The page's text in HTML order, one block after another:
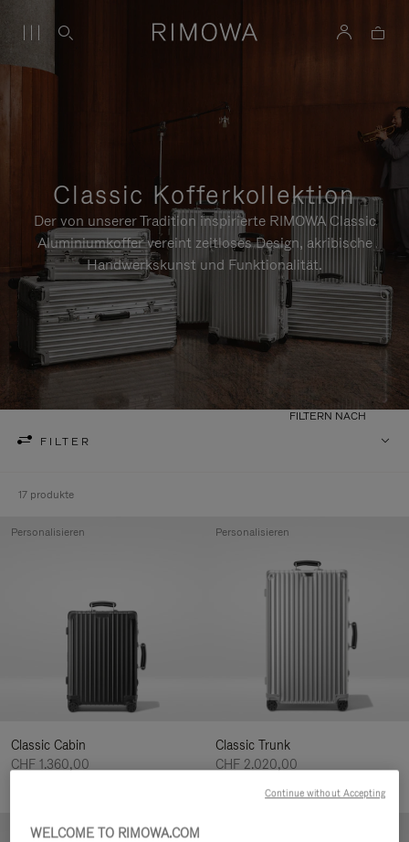
Classic Kofferkollektion
Der von unserer Tradition inspirierte RIMOWA Classic
Aluminiumkoffer vereint zeitloses Design, akribische
Handwerkskunst und Funktionalität.
FILTER
FILTERN NACH
17 produkte
Classic Cabin
CHF 1.360,00
Personalisieren
Classic Trunk
CHF 2.020,00
Personalisieren
Personalisieren
WELCOME TO RIMOWA.COM
Continue without Accepting